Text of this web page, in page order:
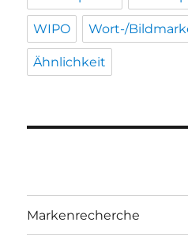
WIPO Wort-/
Ähnlichkeit
Markenrecherche